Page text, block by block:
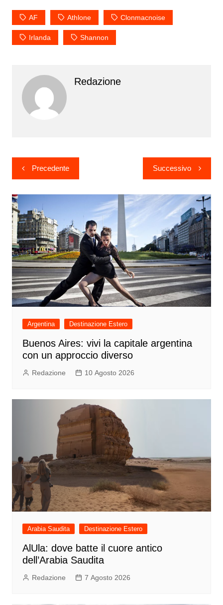
AF Athlone Clonmacnoise
Irlanda Shannon
Redazione
Navigazione
articoli
Precedente Successivo
Argentina Destinazione Estero
Buenos Aires: vivi la capitale argentina
con un approccio diverso
Redazione 10 Agosto 2026
Arabia Saudita Destinazione Estero
AlUla: dove batte il cuore antico
dell’Arabia Saudita
Redazione 7 Agosto 2026